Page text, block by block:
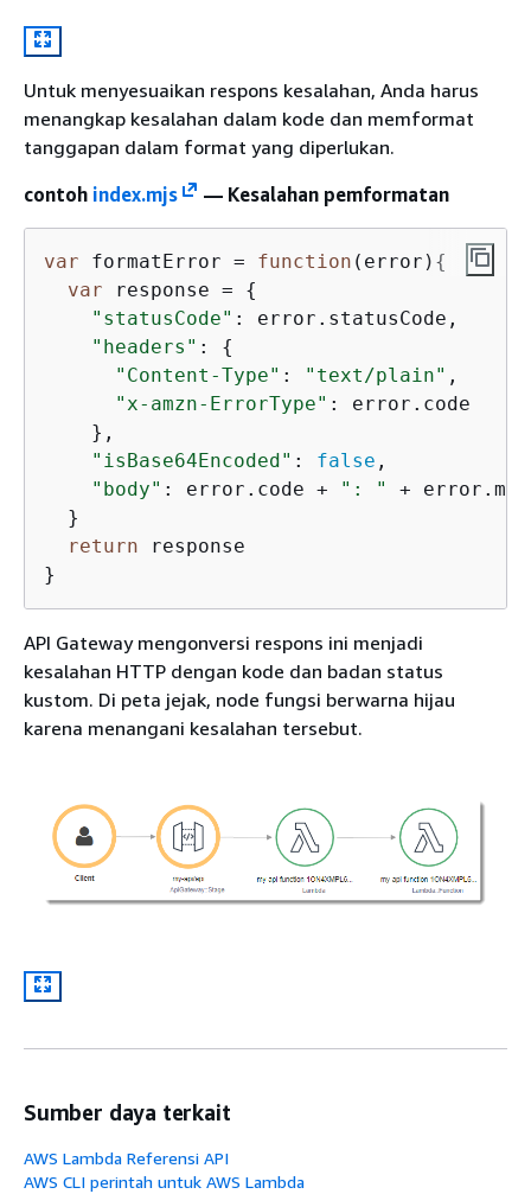
Untuk menyesuaikan respons kesalahan, Anda harus
menangkap kesalahan dalam kode dan memformat
tanggapan dalam format yang diperlukan.
contoh index.mjs — Kesalahan pemformatan
var formatError = function ( error ) {
var response = {
"statusCode" : error.statusCode,
"headers" : {
"Content-Type" : "text/plain" ,
"x-amzn-ErrorType" : error.code
    },
"isBase64Encoded" : false ,
"body" : error.code + ": "
+
  }
return response
}
API Gateway mengonversi respons ini menjadi
kesalahan HTTP dengan kode dan badan status
kustom. Di peta jejak, node fungsi berwarna hijau
karena menangani kesalahan tersebut.
Sumber daya terkait
AWS Lambda Referensi API
AWS CLI perintah untuk AWS Lambda